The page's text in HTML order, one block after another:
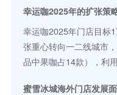
幸运咖2025年的扩张策
幸运咖2025年门店目标
张重心转向一二线城市
品中果咖占14款），利
蜜雪冰城海外门店发展